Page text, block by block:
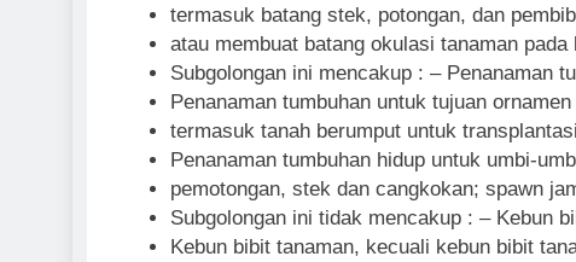
termasuk batang stek, potongan, dan
atau membuat batang okulasi tanaman
Subgolongan ini mencakup : – Penanaman
Penanaman tumbuhan untuk tujuan
termasuk tanah berumput untuk
Penanaman tumbuhan hidup untuk umbi-
pemotongan, stek dan cangkokan; spawn
Subgolongan ini tidak mencakup : – Kebun
Kebun bibit tanaman, kecuali kebun bibit